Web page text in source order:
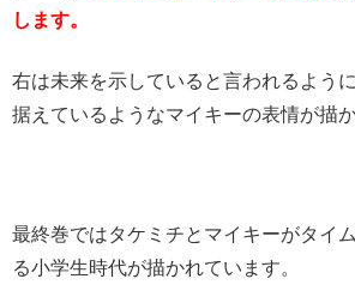
します。
右は未来を示していると言われるよう
据えているようなマイキーの表情が描
最終巻ではタケミチとマイキーがタイ
る小学生時代が描かれています。